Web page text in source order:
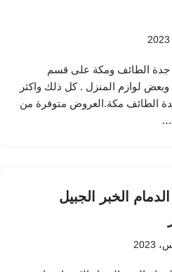
جدة الطائف ومكة على قسم
وبعض لوازم المنزل . كل ذلك واكثر
الطائف مكة.العروض متوفرة من
الخبر الجبيل